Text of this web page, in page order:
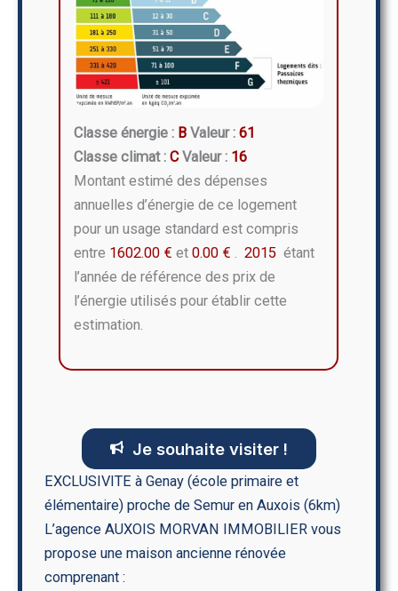
Classe énergie : B Valeur :61
Classe climat :CValeur : 16
Montant estimé des dépenses
annuelles d’énergie de ce logement
pour un usage standard est compris
entre 1602.00 € et0.00 € 2015 étant
l’année de référence des prix de
l’énergie utilisés pour établir cette
estimation.
Je souhaite visiter !
EXCLUSIVITE à Genay (école primaire et
élémentaire) proche de Semur en Auxois (6km)
L’agence AUXOIS MORVAN IMMOBILIER vous
propose une maison ancienne rénovée
comprenant :